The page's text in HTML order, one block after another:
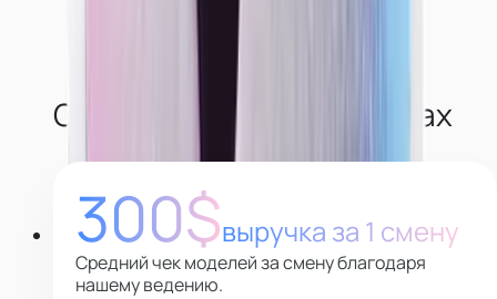
О наших моделях в цифрах
300$выручка за 1 смену
Средний чек моделей за смену благодаря
нашему ведению.